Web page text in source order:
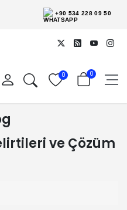
+90 534 228 09 50
0 0
ve Çözüm